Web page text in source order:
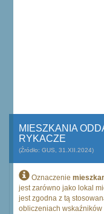
MIESZKANIA
RYKACZE
(Źródło: GUS, 31.XII.2024)
Oznaczenie
jest zarówno jako lokal
jest zgodna z tą
obliczeniach